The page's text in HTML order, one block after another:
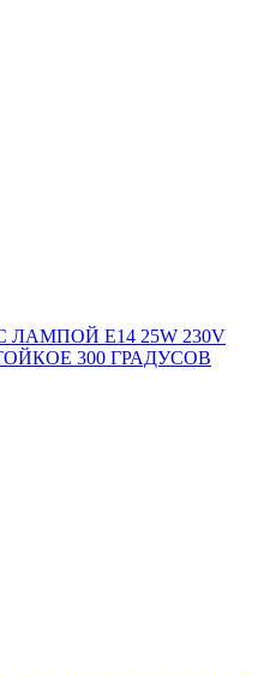
ЛАМПОЙ Е14 25W 230V
300 ГРАДУСОВ